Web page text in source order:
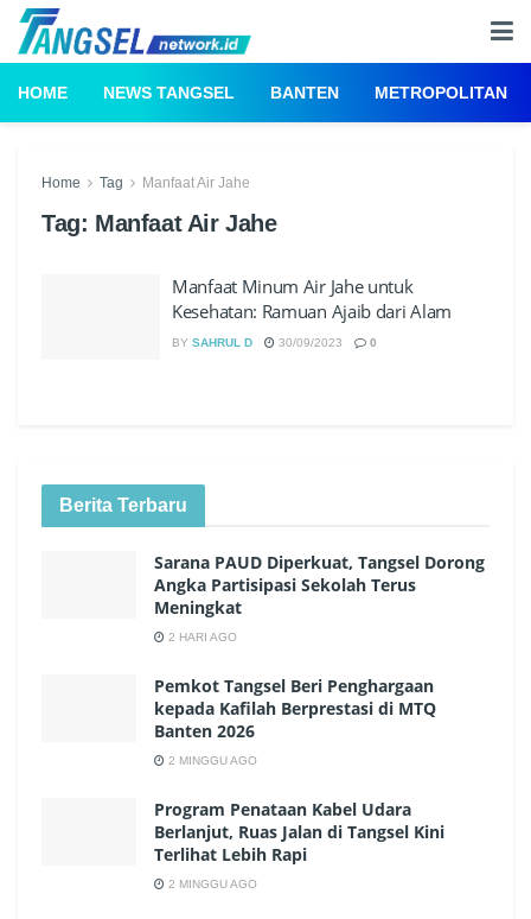
HOME NEWS TANGSEL BANTEN METROPOLITAN
Home Tag Manfaat Air Jahe
Tag: Manfaat Air Jahe
Manfaat Minum Air Jahe untuk
Kesehatan: Ramuan Ajaib dari Alam
BY SAHRUL D 30/09/2023 0
Berita Terbaru
Sarana PAUD Diperkuat, Tangsel Dorong
Angka Partisipasi Sekolah Terus
Meningkat
2 HARI AGO
Pemkot Tangsel Beri Penghargaan
kepada Kafilah Berprestasi di MTQ
Banten 2026
2 MINGGU AGO
Program Penataan Kabel Udara
Berlanjut, Ruas Jalan di Tangsel Kini
Terlihat Lebih Rapi
2 MINGGU AGO